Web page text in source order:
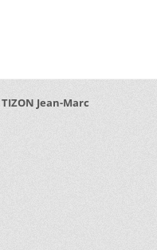
TIZON Jean-Marc